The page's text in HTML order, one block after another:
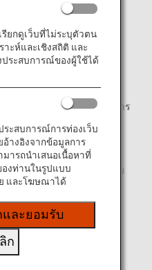
หากต้องการการช่วยเหลือที่
ปรดติดต่อ “
อาจจะต้องให้ผู้คุ้มครองโดยสาร
นแรงของอาการของท่าน
วมกับผู้โดยสารที่ทุพพลภาพ
คำแนะนำด้านความปลอดภัย
ถูกต้อง
ส่วนตัวได้ด้วยตนเอง (*)
การใช้ห้องน้ำ (รวมถึงการ
ยกดูเว็บที่ไม่ระบุตัวตน
าะห์และเชิงสถิติ และ
ประสบการณ์ของผู้ใช้ได้
ระสบการณ์การท่องเว็บ
างอิงจากข้อมูลการ
มารถนำเสนอเนื้อหาที่
งท่านในรูปแบบ
ย และโฆษณาได้
และยอมรับ
ก